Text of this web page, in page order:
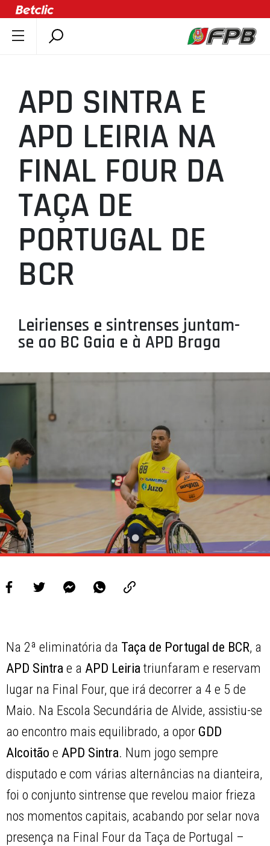
ÚLTIMAS
COMPETIÇÕES
ASSOCIAÇÕES
CLUBES
AGENTES
AGENDA
SELEÇÕES
MINIBASQUETE
ÁREA TÉCNICA
PROJETOS
LIGA BETCLIC FEMININA
APD SINTRA E
APD LEIRIA NA
FINAL FOUR DA
TAÇA DE
PORTUGAL DE
BCR
Leirienses e sintrenses juntam-
se ao BC Gaia e à APD Braga
Na 2ª eliminatória da Taça de Portugal de BCR, a
APD Sintra e a APD Leiria triunfaram e reservam
lugar na Final Four, que irá decorrer a 4 e 5 de
Maio. Na Escola Secundária de Alvide, assistiu-se
ao encontro mais equilibrado, a opor GDD
Alcoitão e APD Sintra. Num jogo sempre
disputado e com várias alternâncias na dianteira,
foi o conjunto sintrense que revelou maior frieza
nos momentos capitais, acabando por selar nova
presença na Final Four da Taça de Portugal –